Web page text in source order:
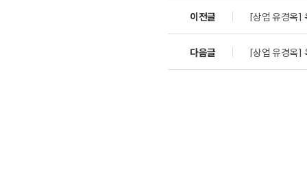
이전글 [상업 유경옥]
다음글 [상업 유경옥]